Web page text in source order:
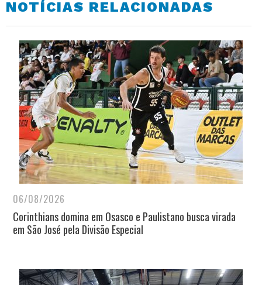
NOTÍCIAS RELACIONADAS
06/08/2026
Corinthians domina em Osasco e Paulistano busca virada
em São José pela Divisão Especial